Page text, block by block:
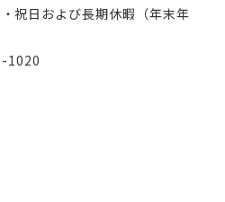
祝日および長期休暇（年末年
1020